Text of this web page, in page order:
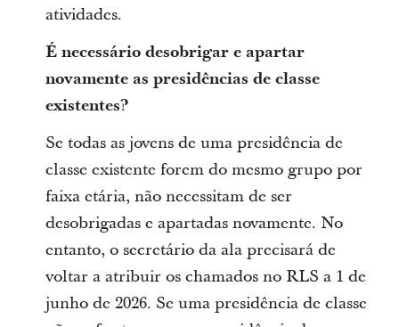
atividades.
É necessário desobrigar e apartar
novamente as presidências de classe
existentes?
Se todas as jovens de uma presidência de
classe existente forem do mesmo grupo por
faixa etária, não necessitam de ser
desobrigadas ​​e apartadas novamente. No
entanto, o secretário da ala precisará de
voltar a atribuir os chamados no RLS a 1 de
junho de 2026. Se uma presidência de classe